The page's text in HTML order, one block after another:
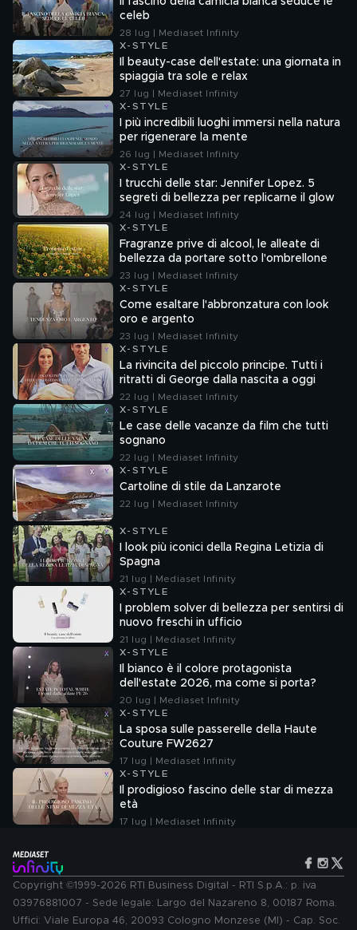
celeb
28 lug | Mediaset Infinity
X-STYLE
Il beauty-case dell'estate: una giornata in
spiaggia tra sole e relax
27 lug | Mediaset Infinity
X-STYLE
I più incredibili luoghi immersi nella natura
per rigenerare la mente
26 lug | Mediaset Infinity
X-STYLE
I trucchi delle star: Jennifer Lopez. 5
segreti di bellezza per replicarne il glow
24 lug | Mediaset Infinity
X-STYLE
Fragranze prive di alcool, le alleate di
bellezza da portare sotto l'ombrellone
23 lug | Mediaset Infinity
X-STYLE
Come esaltare l'abbronzatura con look
oro e argento
23 lug | Mediaset Infinity
X-STYLE
La rivincita del piccolo principe. Tutti i
ritratti di George dalla nascita a oggi
22 lug | Mediaset Infinity
X-STYLE
Le case delle vacanze da film che tutti
sognano
22 lug | Mediaset Infinity
X-STYLE
Cartoline di stile da Lanzarote
22 lug | Mediaset Infinity
X-STYLE
I look più iconici della Regina Letizia di
Spagna
21 lug | Mediaset Infinity
X-STYLE
I problem solver di bellezza per sentirsi di
nuovo freschi in ufficio
21 lug | Mediaset Infinity
X-STYLE
Il bianco è il colore protagonista
dell'estate 2026, ma come si porta?
20 lug | Mediaset Infinity
X-STYLE
La sposa sulle passerelle della Haute
Couture FW2627
17 lug | Mediaset Infinity
X-STYLE
Il prodigioso fascino delle star di mezza
età
17 lug | Mediaset Infinity
Copyright ©1999-2026 RTI Business Digital - RTI S.p.A.: p. iva
03976881007 - Sede legale: Largo del Nazareno 8, 00187 Roma.
Uffici: Viale Europa 46, 20093 Cologno Monzese (MI) - Cap. Soc.